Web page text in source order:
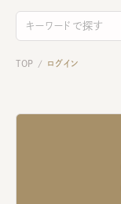
TOP / ログイン